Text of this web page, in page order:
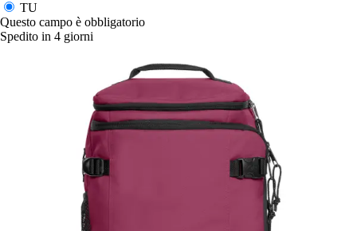
TU
Questo campo è obbligatorio
Spedito in 4 giorni